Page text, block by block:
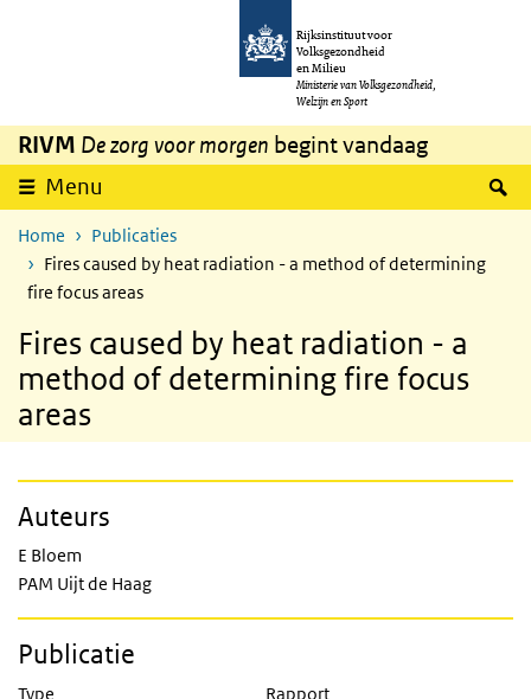
Overslaan en naar de inhoud gaan
Rijksinstituut voor
Volksgezondheid
en Milieu
Ministerie van Volksgezondheid,
Welzijn en Sport
RIVM De zorg voor morgen begint vandaag
Menu
Home
Publicaties
Fires caused by heat radiation - a method of determining
fire focus areas
Fires caused by heat radiation - a
method of determining fire focus
areas
Auteurs
E Bloem
PAM Uijt de Haag
Publicatie
Type
Rapport